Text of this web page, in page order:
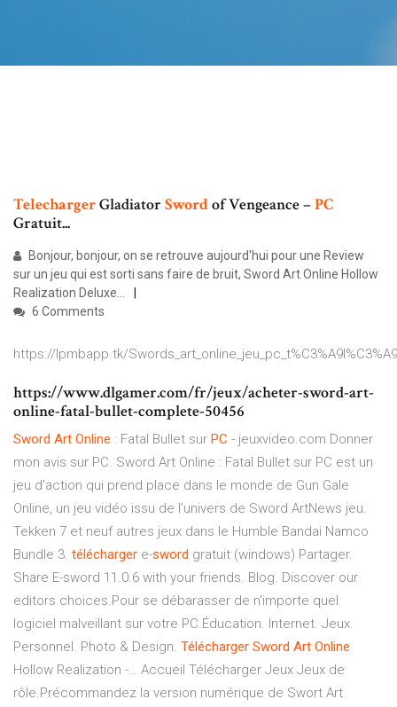
TelechargerGladiator Swordof Vengeance –PC
Gratuit...
Bonjour, bonjour, on se retrouve aujourd'hui pour une Review
sur un jeu qui est sorti sans faire de bruit, Sword Art Online Hollow
Realization Deluxe...
6 Comments
https://lpmbapp.tk/
https://www.dlgamer.com/fr/jeux/acheter-sword-art-
online-fatal-bullet-complete-50456
Sword Art Online : Fatal Bullet sur PC - jeuxvideo.com Donner
mon avis sur PC. Sword Art Online : Fatal Bullet sur PC est un
jeu d'action qui prend place dans le monde de Gun Gale
Online, un jeu vidéo issu de l'univers de Sword ArtNews jeu.
Tekken 7 et neuf autres jeux dans le Humble Bandai Namco
Bundle 3. télécharger e-sword gratuit (windows) Partager.
Share E-sword 11.0.6 with your friends. Blog. Discover our
editors choices.Pour se débarasser de n'importe quel
logiciel malveillant sur votre PC.Éducation. Internet. Jeux.
Personnel. Photo & Design. Télécharger Sword Art Online
Hollow Realization -… Accueil Télécharger Jeux Jeux de
rôle.Précommandez la version numérique de Swort Art